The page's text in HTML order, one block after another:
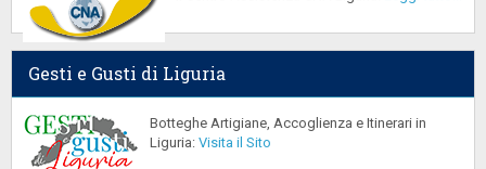
Gesti e Gusti di Liguria
Botteghe Artigiane, Accoglienza e Itinerari in
Liguria: Visita il Sito